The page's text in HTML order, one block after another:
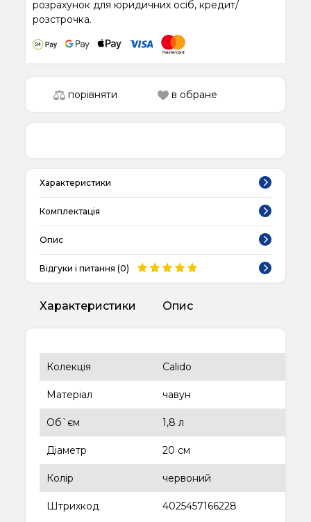
розрахунок для юридичних осіб, кредит/
розстрочка.
порівняти в обране
Характеристики
Комплектація
Опис
Відгуки і питання (0)
Характеристики Опис
Колекція Calido
Матеріал чавун
Об`єм 1,8 л
Діаметр 20 см
Колір червоний
Штрихкод 4025457166228